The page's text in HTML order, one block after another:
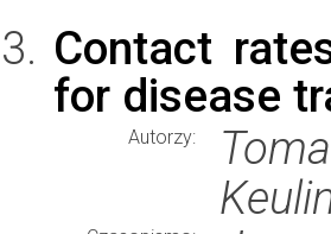
Contact
for disease
Autorzy: